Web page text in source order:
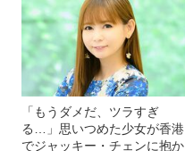
「もうダメだ、ツラすぎ
る…」思いつめた少女が香港
でジャッキー・チェンに抱か